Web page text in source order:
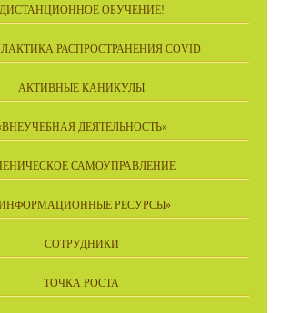
ДИСТАНЦИОННОЕ ОБУЧЕНИЕ!
РАСПРОСТРАНЕНИЯ COVID
АКТИВНЫЕ КАНИКУЛЫ
ДЕЯТЕЛЬНОСТЬ»
САМОУПРАВЛЕНИЕ
РЕСУРСЫ»
СОТРУДНИКИ
ТОЧКА РОСТА